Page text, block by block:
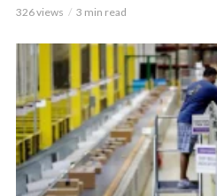
326 views 3 min read